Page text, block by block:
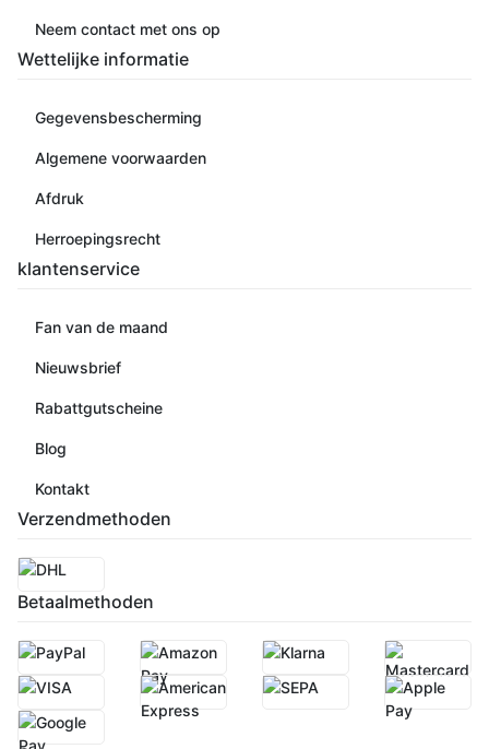
Neem contact met ons op
Wettelijke informatie
Gegevensbescherming
Algemene voorwaarden
Afdruk
Herroepingsrecht
klantenservice
Fan van de maand
Nieuwsbrief
Rabattgutscheine
Blog
Kontakt
Verzendmethoden
Betaalmethoden